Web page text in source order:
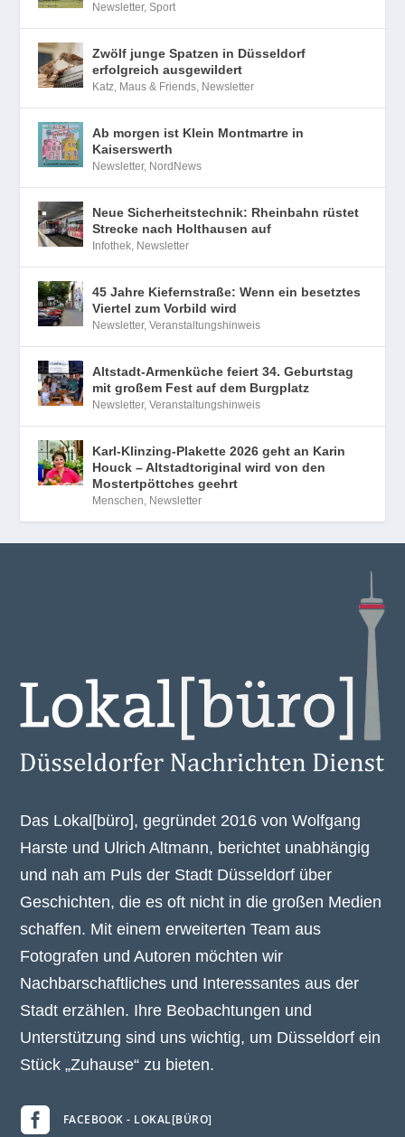
Newsletter,Sport
Zwölf junge Spatzen in Düsseldorf
erfolgreich ausgewildert
Katz, Maus & Friends, Newsletter
Ab morgen ist Klein Montmartre in
Kaiserswerth
Newsletter, NordNews
Neue Sicherheitstechnik: Rheinbahn rüstet
Strecke nach Holthausen auf
Infothek, Newsletter
45 Jahre Kiefernstraße: Wenn ein besetztes
Viertel zum Vorbild wird
Newsletter,Veranstaltungshinweis
Altstadt-Armenküche feiert 34. Geburtstag
mit großem Fest auf dem Burgplatz
Newsletter,Veranstaltungshinweis
Karl-Klinzing-Plakette 2026 geht an Karin
Houck – Altstadtoriginal wird von den
Mostertpöttches geehrt
Menschen, Newsletter
Das Lokal[büro], gegründet 2016 von Wolfgang
Harste und Ulrich Altmann, berichtet unabhängig
und nah am Puls der Stadt Düsseldorf über
Geschichten, die es oft nicht in die großen Medien
schaffen. Mit einem erweiterten Team aus
Fotografen und Autoren möchten wir
Nachbarschaftliches und Interessantes aus der
Stadt erzählen. Ihre Beobachtungen und
Unterstützung sind uns wichtig, um Düsseldorf ein
Stück „Zuhause“ zu bieten.
 FACEBOOK - LOKAL[BÜRO]